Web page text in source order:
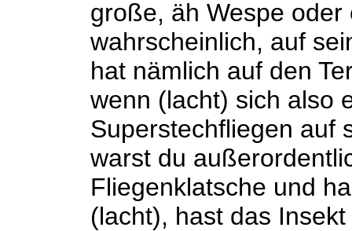
große, äh Wespe
wahrscheinlich, auf
hat nämlich auf den
wenn (lacht) sich also
Superstechfliegen auf
warst du
Fliegenklatsche und
(lacht), hast das